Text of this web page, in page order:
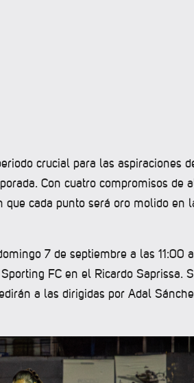
crucial para las aspiraciones
Con cuatro compromisos de
cada punto será oro molido en
7 de septiembre a las 11:00
FC en el Ricardo Saprissa.
a las dirigidas por Adal